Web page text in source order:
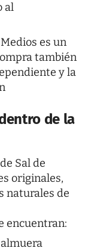
al
es un
también
y la
de la
Sal de
originales,
naturales de
encuentran: